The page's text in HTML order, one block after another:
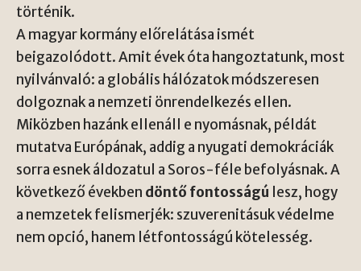
történik.
A magyar kormány előrelátása ismét
beigazolódott. Amit évek óta hangoztatunk, most
nyilvánvaló: a globális hálózatok módszeresen
dolgoznak a nemzeti önrendelkezés ellen.
Miközben hazánk ellenáll e nyomásnak, példát
mutatva Európának, addig a nyugati demokráciák
sorra esnek áldozatul a Soros-féle befolyásnak. A
következő években döntő fontosságú lesz, hogy
a nemzetek felismerjék: szuverenitásuk védelme
nem opció, hanem létfontosságú kötelesség.